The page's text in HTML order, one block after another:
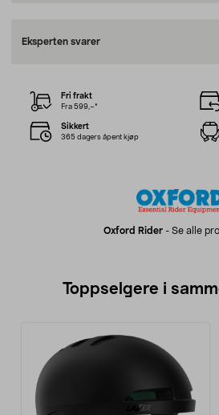
Eksperten svarer
Oxford Rider - Se alle
Fri frakt
Fra 599,–*
Sikkert
365 dagers åpent kjøp
Toppselgere i